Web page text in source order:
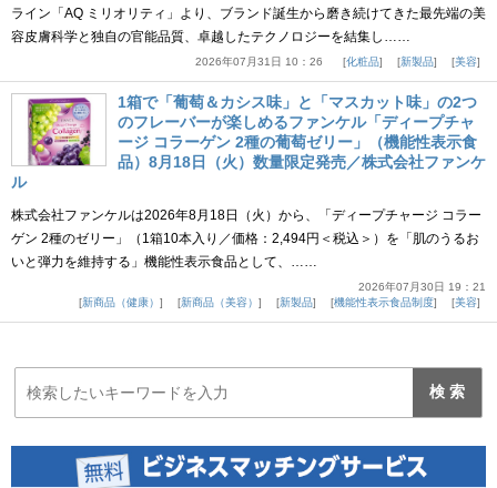
ライン「AQ ミリオリティ」より、ブランド誕生から磨き続けてきた最先端の美
容皮膚科学と独自の官能品質、卓越したテクノロジーを結集し……
2026年07月31日 10：26 化粧品 新製品 美容
1箱で「葡萄＆カシス味」と「マスカット味」の2つ
のフレーバーが楽しめるファンケル「ディープチャ
ージ コラーゲン 2種の葡萄ゼリー」（機能性表示食
品）8月18日（火）数量限定発売／株式会社ファンケ
ル
株式会社ファンケルは2026年8月18日（火）から、「ディープチャージ コラー
ゲン 2種のゼリー」（1箱10本入り／価格：2,494円＜税込＞）を「肌のうるお
いと弾力を維持する」機能性表示食品として、……
2026年07月30日 19：21
新商品（健康）
新商品（美容） 新製品 機能性表示食品制度 美容